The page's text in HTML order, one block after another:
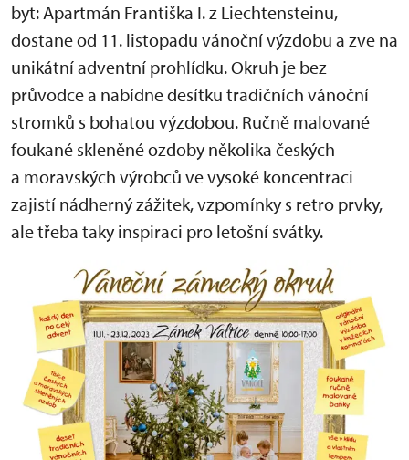
byt: Apartmán Františka I. z Liechtensteinu,
dostane od 11. listopadu vánoční výzdobu a zve na
unikátní adventní prohlídku. Okruh je bez
průvodce a nabídne desítku tradičních vánoční
stromků s bohatou výzdobou. Ručně malované
foukané skleněné ozdoby několika českých
a moravských výrobců ve vysoké koncentraci
zajistí nádherný zážitek, vzpomínky s retro prvky,
ale třeba taky inspiraci pro letošní svátky.